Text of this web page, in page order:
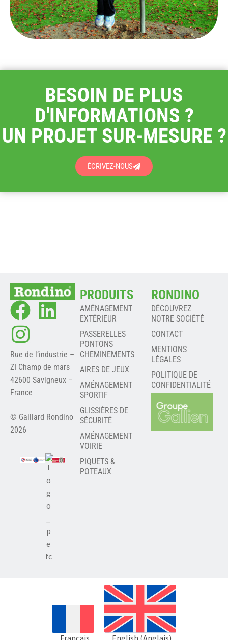
BESOIN DE PLUS
D'INFORMATIONS ?
UN PROJET SUR-MESURE ?
ÉCRIVEZ-NOUS
Rue de l’industrie –
ZI Champ de mars
42600 Savigneux –
France
© Gaillard Rondino
2026
PRODUITS
AMÉNAGEMENT
EXTÉRIEUR
PASSERELLES
PONTONS
CHEMINEMENTS
AIRES DE JEUX
AMÉNAGEMENT
SPORTIF
GLISSIÈRES DE
SÉCURITÉ
AMÉNAGEMENT
VOIRIE
PIQUETS &
POTEAUX
RONDINO
DÉCOUVREZ
NOTRE SOCIÉTÉ
CONTACT
MENTIONS
LÉGALES
POLITIQUE DE
CONFIDENTIALITÉ
Français English (Anglais)